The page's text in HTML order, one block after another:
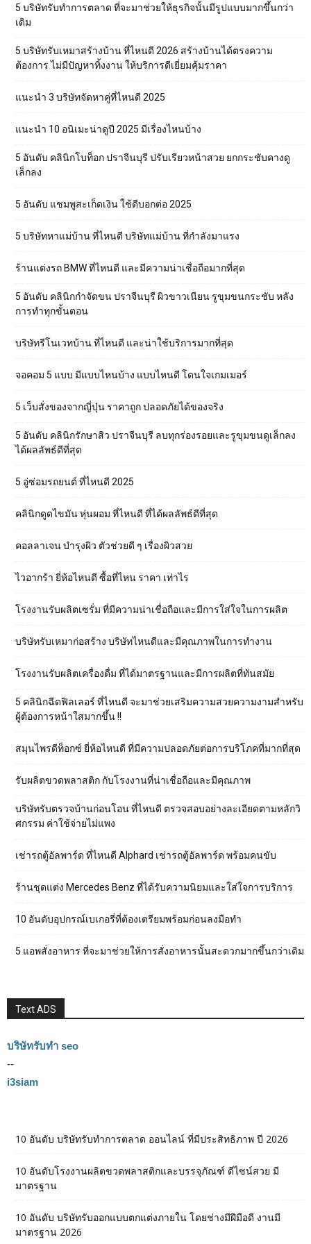
5 บริษัทรับทำการตลาด ที่จะมาช่วยให้ธุรกิจนั้นมีรูปแบบมากขึ้นกว่า
เดิม
5 บริษัทรับเหมาสร้างบ้าน ที่ไหนดี 2026 สร้างบ้านได้ตรงความ
ต้องการ ไม่มีปัญหาทิ้งงาน ให้บริการดีเยี่ยมคุ้มราคา
แนะนำ 3 บริษัทจัดหาคู่ที่ไหนดี 2025
แนะนำ 10 อนิเมะน่าดูปี 2025 มีเรื่องไหนบ้าง
5 อันดับ คลินิกโบท็อก ปราจีนบุรี ปรับเรียวหน้าสวย ยกกระชับคางดู
เล็กลง
5 อันดับ แชมพูสะเก็ดเงิน ใช้ดีบอกต่อ 2025
5 บริษัทหาแม่บ้าน ที่ไหนดี บริษัทแม่บ้าน ที่กำลังมาแรง
ร้านแต่งรถ BMW ที่ไหนดี และมีความน่าเชื่อถือมากที่สุด
5 อันดับ คลินิกกำจัดขน ปราจีนบุรี ผิวขาวเนียน รูขุมขนกระชับ หลัง
การทำทุกขั้นตอน
บริษัทรีโนเวทบ้าน ที่ไหนดี และน่าใช้บริการมากที่สุด
จอคอม 5 แบบ มีแบบไหนบ้าง แบบไหนดี โดนใจเกมเมอร์
5 เว็บสั่งของจากญี่ปุ่น ราคาถูก ปลอดภัยได้ของจริง
5 อันดับ คลินิกรักษาสิว ปราจีนบุรี ลบทุกร่องรอยและรูขุมขนดูเล็กลง
ได้ผลลัพธ์ดีที่สุด
5 อู่ซ่อมรถยนต์ ที่ไหนดี 2025
คลินิกดูดไขมัน หุ่นผอม ที่ไหนดี ที่ได้ผลลัพธ์ดีที่สุด
คอลลาเจน บำรุงผิว ตัวช่วยดี ๆ เรื่องผิวสวย
ไวอากร้า ยี่ห้อไหนดี ซื้อที่ไหน ราคา เท่าไร
โรงงานรับผลิตเซรั่ม ที่มีความน่าเชื่อถือและมีการใส่ใจในการผลิต
บริษัทรับเหมาก่อสร้าง บริษัทไหนดีและมีคุณภาพในการทำงาน
โรงงานรับผลิตเครื่องดื่ม ที่ได้มาตรฐานและมีการผลิตที่ทันสมัย
5 คลินิกฉีดฟิลเลอร์ ที่ไหนดี จะมาช่วยเสริมความสวยความงามสำหรับ
ผู้ต้องการหน้าใสมากขึ้น !!
สมุนไพรดีท็อกซ์ ยี่ห้อไหนดี ที่มีความปลอดภัยต่อการบริโภคที่มากที่สุด
รับผลิตขวดพลาสติก กับโรงงานที่น่าเชื่อถือและมีคุณภาพ
บริษัทรับตรวจบ้านก่อนโอน ที่ไหนดี ตรวจสอบอย่างละเอียดตามหลักวิ
ศกรรม ค่าใช้จ่ายไม่แพง
เช่ารถตู้อัลพาร์ด ที่ไหนดี Alphard เช่ารถตู้อัลพาร์ด พร้อมคนขับ
ร้านชุดแต่ง Mercedes Benz ที่ได้รับความนิยมและใส่ใจการบริการ
10 อันดับอุปกรณ์เบเกอรี่ที่ต้องเตรียมพร้อมก่อนลงมือทำ
5 แอพสั่งอาหาร ที่จะมาช่วยให้การสั่งอาหารนั้นสะดวกมากขึ้นกว่าเดิม
Text ADS
บริษัทรับทำ seo
--
i3siam
10 อันดับ บริษัทรับทำการตลาด ออนไลน์ ที่มีประสิทธิภาพ ปี 2026
10 อันดับโรงงานผลิตขวดพลาสติกและบรรจุภัณฑ์ ดีไซน์สวย มี
มาตรฐาน
10 อันดับ บริษัทรับออกแบบตกแต่งภายใน โดยช่างมีฝีมือดี งานมี
มาตรฐาน 2026